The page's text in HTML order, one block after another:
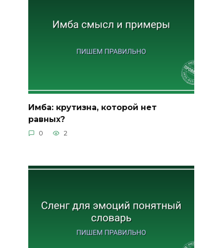
Имба: крутизна, которой нет
равных?
0 2